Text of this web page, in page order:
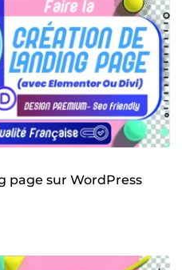
page sur WordPress